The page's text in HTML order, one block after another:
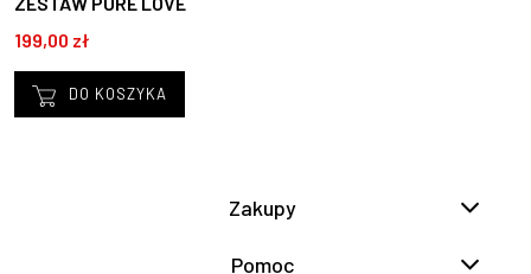
199,00 zł
DO KOSZYKA
Zakupy
Pomoc